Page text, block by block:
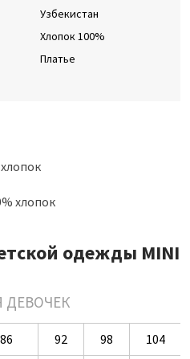
Узбекистан
Хлопок 100%
Платье
хлопок
одежды MINI
ДЕВОЧЕК
86 92 98
104